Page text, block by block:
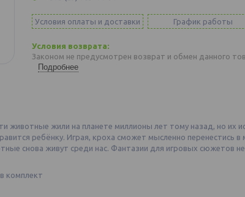
Условия оплаты и доставки График работы
Законом не предусмотрен возврат и обмен данного
Подробнее
животные жили на планете миллионы лет тому назад, но их
ребёнку. Играя, кроха сможет мысленно перенестись в
снова живут среди нас. Фантазии для игровых сюжетов
комплект